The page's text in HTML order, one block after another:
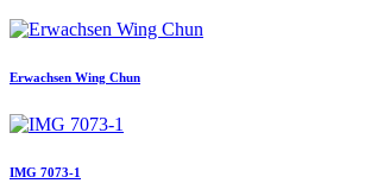
Erwachsen Wing Chun
IMG 7073-1